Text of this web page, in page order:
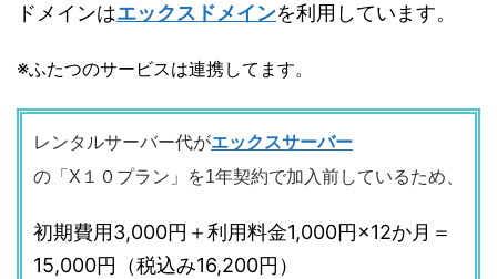
ドメインはエックスドメインを利用しています。
※ふたつのサービスは連携してます。
レンタルサーバー代がエックスサーバー
の「X１０プラン」を1年契約で加入前しているため、
初期費用3,000円＋利用料金1,000円×12か月＝
15,000円（税込み16,200円）